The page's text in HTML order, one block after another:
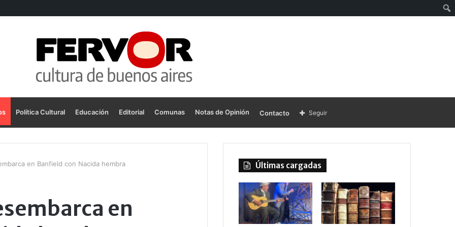
Política Cultural Educación Editorial Comunas Notas de Opinión Contacto Seguir
en Banfield con Nacida hembra
en
Últimas cargadas